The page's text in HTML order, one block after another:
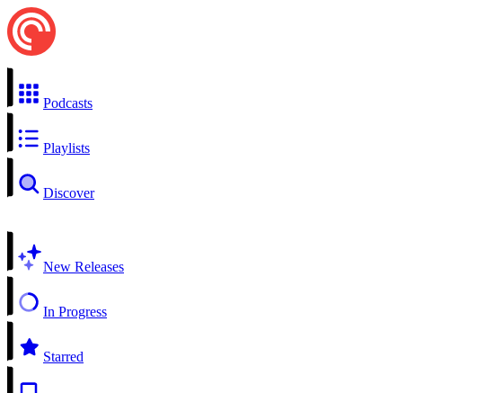
Podcasts
Playlists
Discover
New Releases
In Progress
Starred